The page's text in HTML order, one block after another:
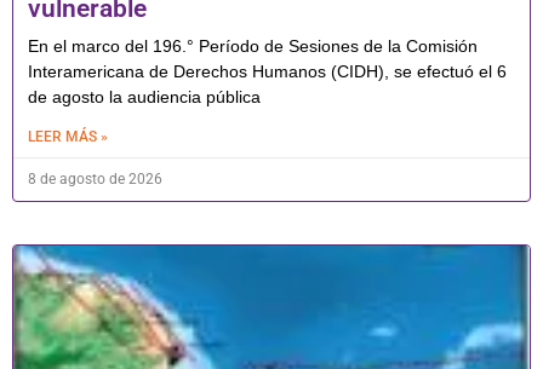
vulnerable
En el marco del 196.° Período de Sesiones de la Comisión
Interamericana de Derechos Humanos (CIDH), se efectuó el 6
de agosto la audiencia pública
LEER MÁS »
8 de agosto de 2026